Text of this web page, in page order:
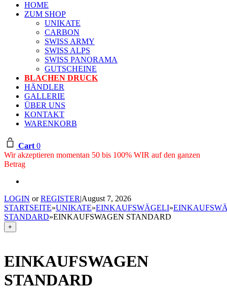
HOME
ZUM SHOP
UNIKATE
CARBON
SWISS ARMY
SWISS ALPS
SWISS PANORAMA
GUTSCHEINE
BLACHEN DRUCK
HÄNDLER
GALLERIE
ÜBER UNS
KONTAKT
WARENKORB
Cart 0
Wir akzeptieren momentan 50 bis 100% WIR auf den ganzen
Betrag
LOGIN orREGISTER|August 7, 2026
STARTSEITE»UNIKATE»EINKAUFSWÄGELI»
STANDARD»EINKAUFSWAGEN STANDARD
+
EINKAUFSWAGEN
STANDARD